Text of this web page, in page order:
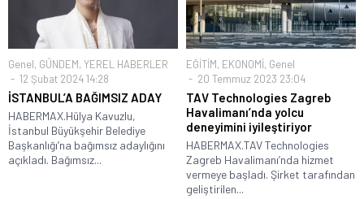
Genel, GÜNDEM, YEREL HABERLER
12 Şubat 2024 14:28
İSTANBUL’A BAĞIMSIZ ADAY
HABERMAX.Hülya Kavuzlu,
İstanbul Büyükşehir Belediye
Başkanlığı’na bağımsız adaylığını
açıkladı. Bağımsız...
EĞİTİM, EKONOMİ, Genel
20 Temmuz 2023 23:04
TAV Technologies Zagreb
Havalimanı’nda yolcu
deneyimini iyileştiriyor
HABERMAX.TAV Technologies
Zagreb Havalimanı’nda hizmet
vermeye başladı. Şirket tarafından
geliştirilen...